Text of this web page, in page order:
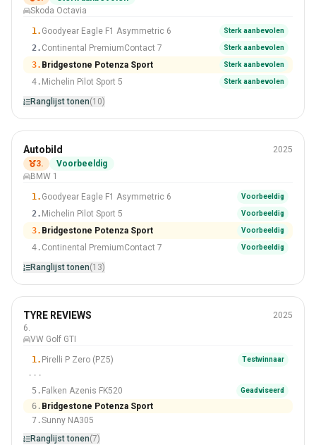
#3 Van 10 Banden
Skoda Octavia
1. Goodyear Eagle F1 Asymmetric 6 Sterk aanbevolen
2. Continental PremiumContact 7 Sterk aanbevolen
3. Bridgestone Potenza Sport Sterk aanbevolen
4. Michelin Pilot Sport 5 Sterk aanbevolen
Ranglijst tonen(10)
225/40 R18
#3 Van 13 Banden
Autobild
2025
3.
Voorbeeldig
BMW 1
1. Goodyear Eagle F1 Asymmetric 6 Voorbeeldig
2. Michelin Pilot Sport 5 Voorbeeldig
3. Bridgestone Potenza Sport Voorbeeldig
4. Continental PremiumContact 7 Voorbeeldig
Ranglijst tonen(13)
De zomer
225/40 R18
TYRE REVIEWS
2025
6.
VW Golf GTI
1. Pirelli P Zero (PZ5) Testwinnaar
···
5. Falken Azenis FK520 Geadviseerd
6. Bridgestone Potenza Sport
7.Sunny NA305
Ranglijst tonen(7)